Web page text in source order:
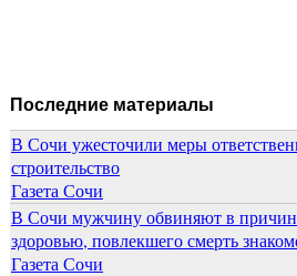
Последние материалы
В Сочи ужесточили меры
строительство
Газета Сочи
В Сочи мужчину обвиняют в
здоровью, повлекшего смерть
Газета Сочи